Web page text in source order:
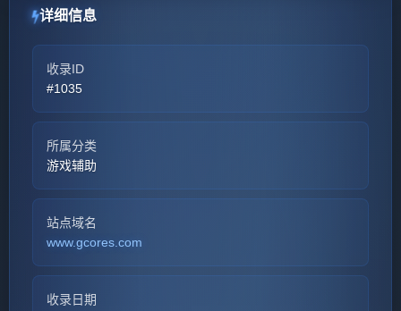
详细信息
收录ID
#1035
所属分类
游戏辅助
站点域名
www.gcores.com
收录日期